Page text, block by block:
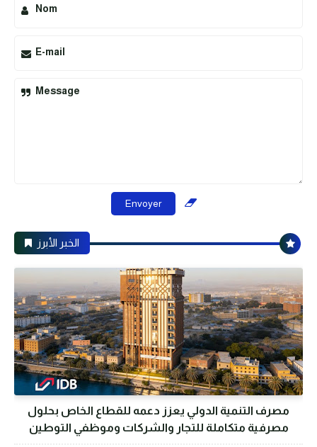
Nom
E-mail
Message
الخبر الأبرز
مصرف التنمية الدولي يعزز دعمه للقطاع الخاص بحلول
مصرفية متكاملة للتجار والشركات وموظفي التوطين